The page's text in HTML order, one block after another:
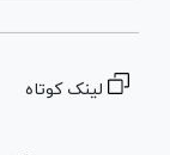
لینک کوتاه